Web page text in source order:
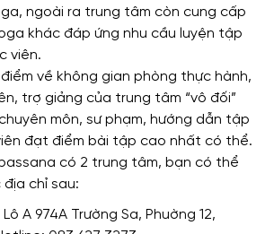
ngoài ra trung tâm còn cung cấp
khác đáp ứng nhu cầu luyện tập
viên.
về không gian phòng thực hành,
trợ giảng của trung tâm “vô đối”
môn, sư phạm, hướng dẫn tập
đạt điểm bài tập cao nhất có thể.
có 2 trung tâm, bạn có thể
chỉ sau:
Lô A 974A Trường Sa, Phuờng 12,